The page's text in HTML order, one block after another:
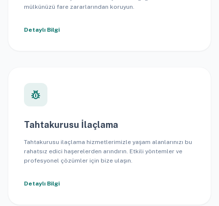
mülkünüzü fare zararlarından koruyun.
Detaylı Bilgi
pest_control
Tahtakurusu İlaçlama
Tahtakurusu ilaçlama hizmetlerimizle yaşam alanlarınızı bu
rahatsız edici haşerelerden arındırın. Etkili yöntemler ve
profesyonel çözümler için bize ulaşın.
Detaylı Bilgi